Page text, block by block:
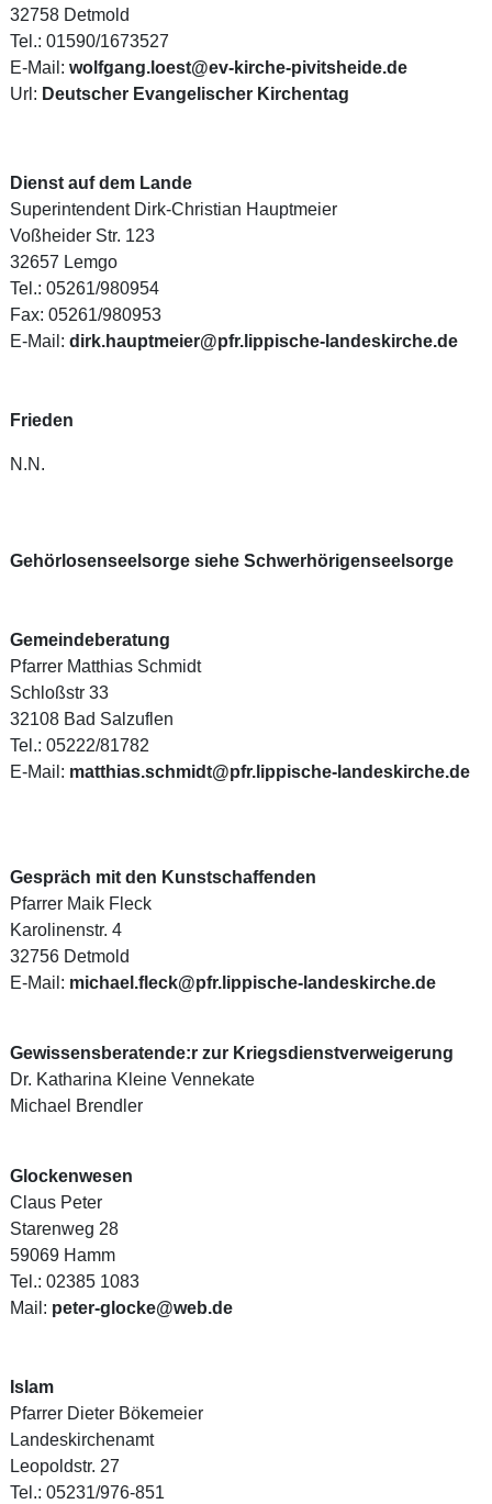
32758 Detmold
Tel.: 01590/1673527
E-Mail: wolfgang.loest@ev-kirche-pivitsheide.de
Url: Deutscher Evangelischer Kirchentag
Dienst auf dem Lande
Superintendent Dirk-Christian Hauptmeier
Voßheider Str. 123
32657 Lemgo
Tel.: 05261/980954
Fax: 05261/980953
E-Mail: dirk.hauptmeier@pfr.lippische-landeskirche.de
Frieden
N.N.
Gehörlosenseelsorge siehe Schwerhörigenseelsorge
Gemeindeberatung
Pfarrer Matthias Schmidt
Schloßstr 33
32108 Bad Salzuflen
Tel.: 05222/81782
E-Mail: matthias.schmidt@pfr.lippische-landeskirche.de
Gespräch mit den Kunstschaffenden
Pfarrer Maik Fleck
Karolinenstr. 4
32756 Detmold
E-Mail: michael.fleck@pfr.lippische-landeskirche.de
Gewissensberatende:r zur Kriegsdienstverweigerung
Dr. Katharina Kleine Vennekate
Michael Brendler
Glockenwesen
Claus Peter
Starenweg 28
59069 Hamm
Tel.: 02385 1083
Mail: peter-glocke@web.de
Islam
Pfarrer Dieter Bökemeier
Landeskirchenamt
Leopoldstr. 27
Tel.: 05231/976-851